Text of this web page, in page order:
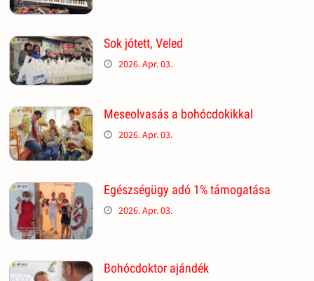
Sok jótett, Veled
2026. Apr. 03.
Meseolvasás a bohócdokikkal
2026. Apr. 03.
Egészségügy adó 1% támogatása
2026. Apr. 03.
Bohócdoktor ajándék